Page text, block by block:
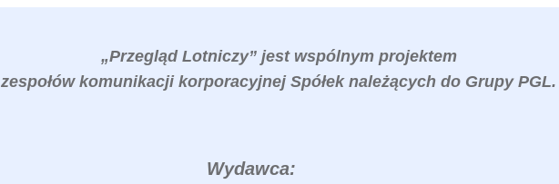
„Przegląd Lotniczy” jest wspólnym projektem
zespołów komunikacji korporacyjnej Spółek należących do Grupy PGL.
Wydawca: